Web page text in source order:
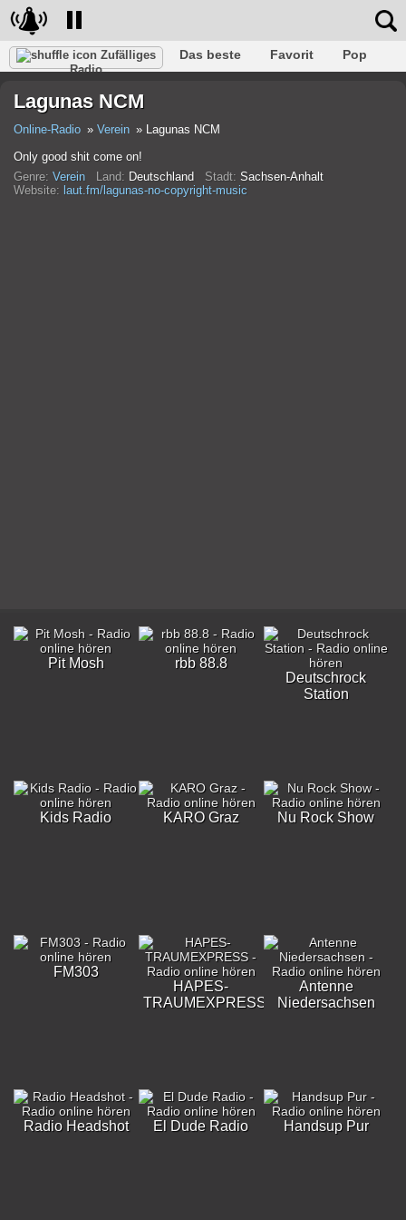
Zufälliges
Radio
Das beste Favorit
Pop
Rap
Trans Falk
Lagunas NCM
Online-Radio Verein
Lagunas NCM
Only good shit come on!
Genre: Verein Land: Deutschland Stadt: Sachsen-Anhalt
Website: laut.fm/lagunas-no-copyright-music
Pit Mosh
rbb 88.8
Deutschrock
Station
Kids Radio KARO Graz Nu Rock Show
FM303
HAPES-
TRAUMEXPRESS
Antenne
Niedersachsen
Radio Headshot El Dude Radio Handsup Pur